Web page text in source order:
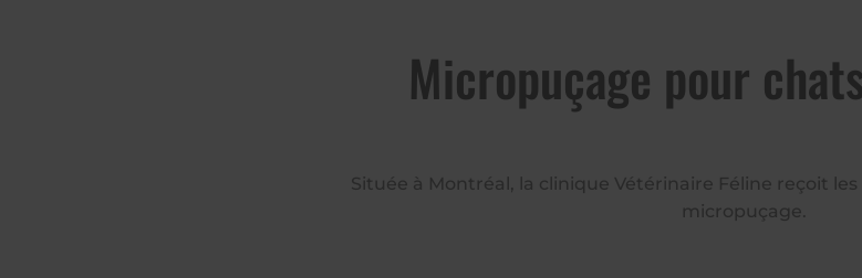
Micropuçage pour
Située à Montréal, la clinique Vétérinaire Féline reçoit
micropuçage.